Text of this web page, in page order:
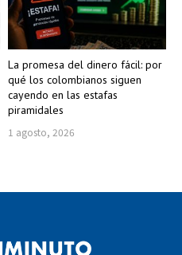
La promesa del dinero fácil: por
qué los colombianos siguen
cayendo en las estafas
piramidales
1 agosto, 2026